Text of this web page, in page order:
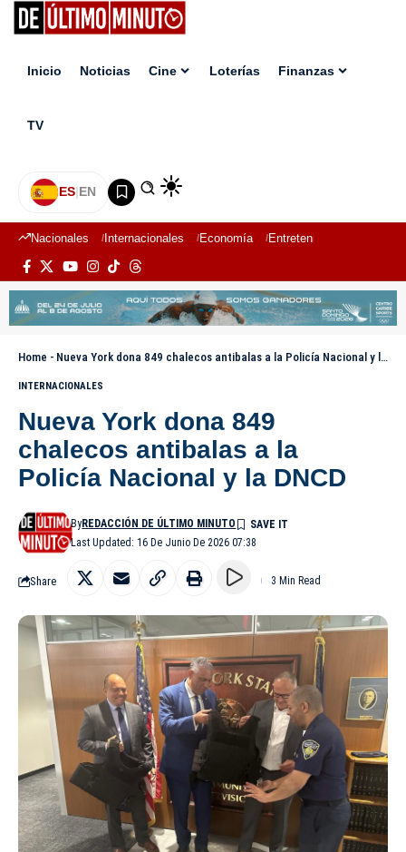
Inicio Noticias Cine Loterías Finanzas
TV
ES|EN
Nacionales Internacionales Economía Entretenimiento
Home - Nueva York dona 849 chalecos antibalas a la Policía Nacional y la DNCD
INTERNACIONALES
Nueva York dona 849
chalecos antibalas a la
Policía Nacional y la DNCD
Last Updated: 16 De Junio De 2026 07:38
ByREDACCIÓN DE ÚLTIMO MINUTO
Share 3 Min Read